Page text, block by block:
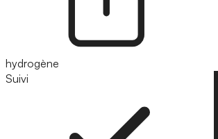
hydrogène
Suivi